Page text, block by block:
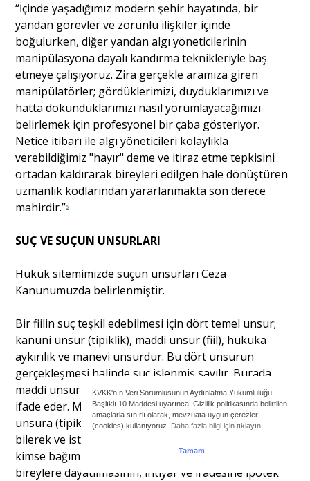
KVKK'nın Veri Sorumlusunun Aydınlatma Yükümlülüğü
Başlıklı 10.Maddesi uyarınca, Gizlilik politikasında belirtilen
amaçlarla sınırlı olarak, mevzuata uygun çerezler
(cookies) kullanıyoruz. Daha fazla bilgi için tıklayın
Tamam
“İçinde yaşadığımız modern şehir hayatında, bir
yandan görevler ve zorunlu ilişkiler içinde
boğulurken, diğer yandan algı yöneticilerinin
manipülasyona dayalı kandırma teknikleriyle baş
etmeye çalışıyoruz. Zira gerçekle aramıza giren
manipülatörler; gördüklerimizi, duyduklarımızı ve
hatta dokunduklarımızı nasıl yorumlayacağımızı
belirlemek için profesyonel bir çaba gösteriyor.
Netice itibarı ile algı yöneticileri kolaylıkla
verebildiğimiz "hayır" deme ve itiraz etme tepkisini
ortadan kaldırarak bireyleri edilgen hale dönüştüren
uzman­lık kodlarından yararlanmakta son derece
mahirdir.”6
SUÇ VE SUÇUN UNSURLARI
Hukuk sitemimizde suçun unsurları Ceza
Kanunumuzda belirlenmiştir.
Bir fiilin suç teşkil edebilmesi için dört temel unsur;
kanuni unsur (tipiklik), maddi unsur (fiil), hukuka
aykırılık ve manevi unsurdur. Bu dört unsurun
gerçekleşmesi halinde suç işlenmiş sayılır. Burada
maddi unsur, insan yaşamına (bedene) karşı eylemi
ifade eder. Manevi unsur (kast) ise failin, kanuni
unsura (tipiklik) uygun hukuka aykırı fiilini, suçu
bilerek ve isteyerek yapmış olmasını ifade eder. Hiç
kimse bağımlılık yapan madde veya davranışın
bireylere dayatılmasının, ihtiyâr ve irâdesine ipotek